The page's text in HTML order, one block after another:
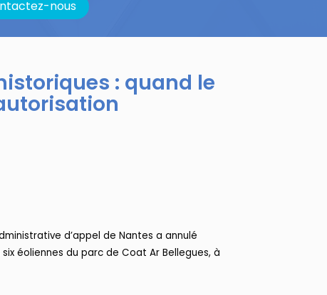
nous
: quand le
d’appel de Nantes a annulé
éoliennes du parc de Coat Ar Bellegues, à